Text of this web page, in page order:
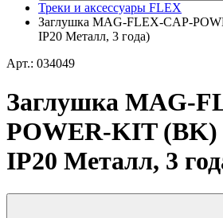
Треки и аксессуары FLEX
Заглушка MAG-FLEX-CAP-
IP20 Металл, 3 года)
Арт.: 034049
Заглушка MAG-
POWER-KIT
IP20 Металл, 3